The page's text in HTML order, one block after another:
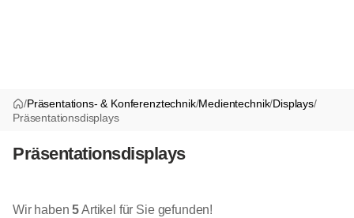
/Präsentations- & Konferenztechnik/Medientechnik/Displays/
Präsentationsdisplays
Präsentationsdisplays
Wir haben5Artikel für Sie gefunden!